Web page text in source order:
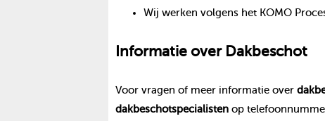
Wij werken volgens het KOMO
Informatie over Dakbeschot
Voor vragen of meer informatie over
dakbeschotspecialistenop